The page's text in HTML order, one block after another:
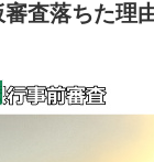
審査落ちた理